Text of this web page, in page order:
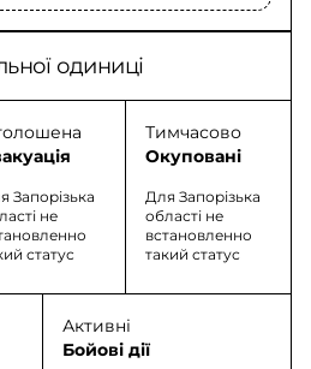
одиниці
Запорізька
не
статус
Тимчасово
Окуповані
Для Запорізька
області не
встановленно
такий статус
Активні
Бойові дії